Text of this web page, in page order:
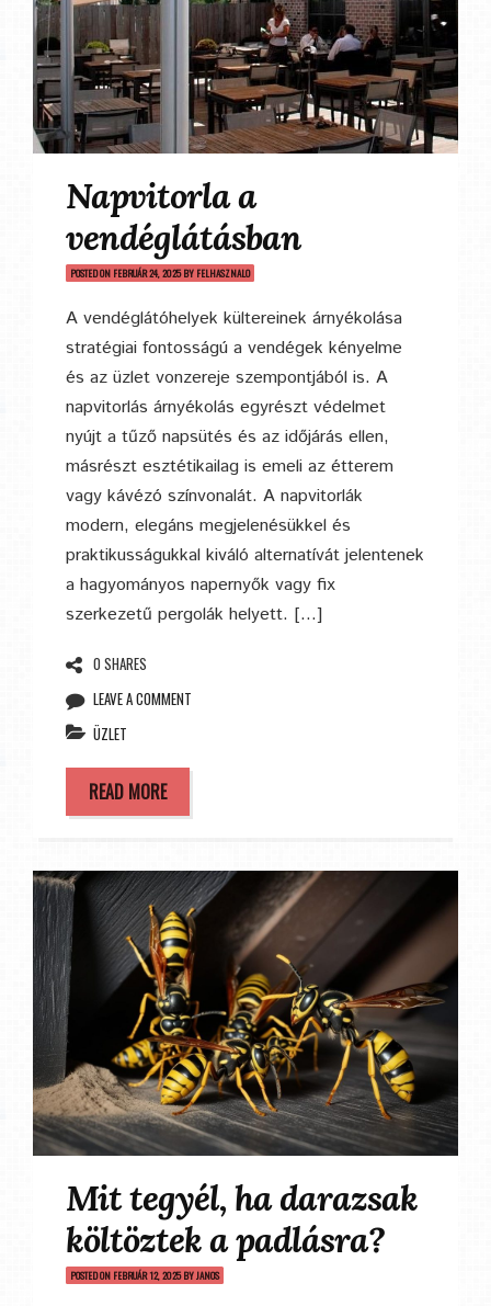
Napvitorla a
vendéglátásban
POSTED ON FEBRUÁR 24, 2025BY FELHASZNALO
A vendéglátóhelyek kültereinek árnyékolása
stratégiai fontosságú a vendégek kényelme
és az üzlet vonzereje szempontjából is. A
napvitorlás árnyékolás egyrészt védelmet
nyújt a tűző napsütés és az időjárás ellen,
másrészt esztétikailag is emeli az étterem
vagy kávézó színvonalát. A napvitorlák
modern, elegáns megjelenésükkel és
praktikusságukkal kiváló alternatívát jelentenek
a hagyományos napernyők vagy fix
szerkezetű pergolák helyett. […]
0 SHARES
LEAVE A COMMENT
ÜZLET
READ MORE
Mit tegyél, ha darazsak
költöztek a padlásra?
POSTED ON FEBRUÁR 12, 2025BYJANOS